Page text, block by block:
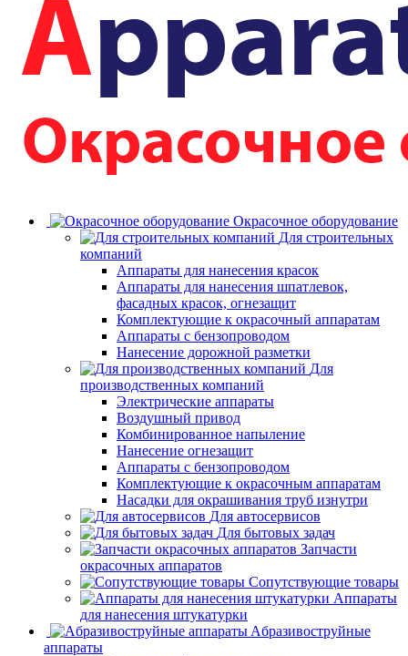
Окрасочное оборудование
Для строительных
компаний
Аппараты для нанесения красок
Аппараты для нанесения шпатлевок,
фасадных красок, огнезащит
Комплектующие к окрасочный аппаратам
Аппараты с бензопроводом
Нанесение дорожной разметки
Для
производственных компаний
Электрические аппараты
Воздушный привод
Комбинированное напыление
Нанесение огнезащит
Аппараты с бензопроводом
Комплектующие к окрасочным аппаратам
Насадки для окрашивания труб изнутри
Для автосервисов
Для бытовых задач
Запчасти
окрасочных аппаратов
Сопутствующие товары
Аппараты
для нанесения штукатурки
Aбразивоструйные
аппараты